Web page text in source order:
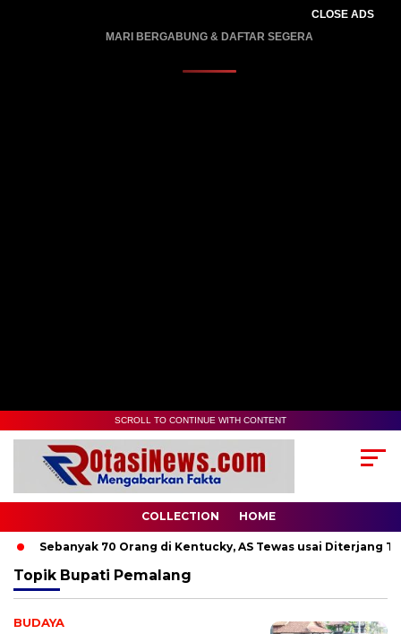
CLOSE ADS
MARI BERGABUNG & DAFTAR SEGERA
SCROLL TO CONTINUE WITH CONTENT
COLLECTION HOME
Sebanyak 70 Orang di Kentucky, AS Tewas usai Diterjang
Topik Bupati Pemalang
BUDAYA